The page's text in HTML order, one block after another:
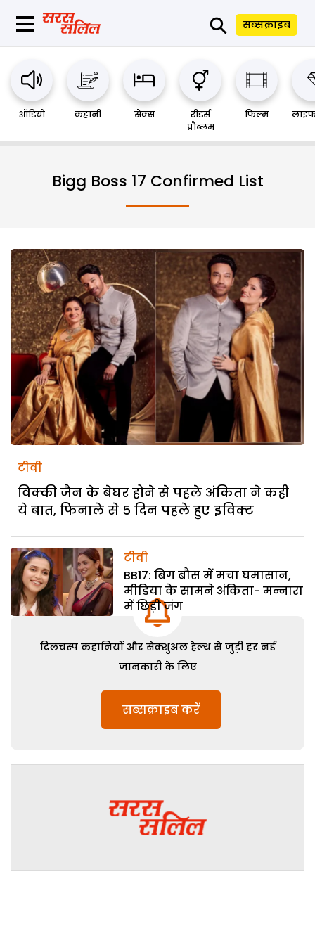
⚲ सब्सक्राइब
ऑडियो कहानी सेक्स
रीडर्स
प्रौब्लम
फिल्म
Bigg Boss 17 Confirmed List
टीवी
विक्की जैन के बेघर होने से पहले अंकिता ने कही
ये बात, फिनाले से 5 दिन पहले हुए इविक्ट
टीवी
BB17: बिग बौस में मचा घमासान,
मीडिया के सामने अंकिता- मन्नारा
में छिड़ी जंग
दिलचस्प कहानियों और सेक्शुअल हेल्थ से जुड़ी हर नई
जानकारी के लिए
सब्सक्राइब करें